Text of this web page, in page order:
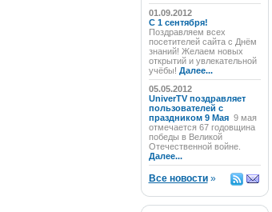
01.09.2012
C 1 сентября!
Поздравляем всех
посетителей сайта с Днём
знаний! Желаем новых
открытий и увлекательной
учёбы! Далее...
05.05.2012
UniverTV поздравляет
пользователей с
праздником 9 Мая 9 мая
отмечается 67 годовщина
победы в Великой
Отечественной войне.
Далее...
Все новости»